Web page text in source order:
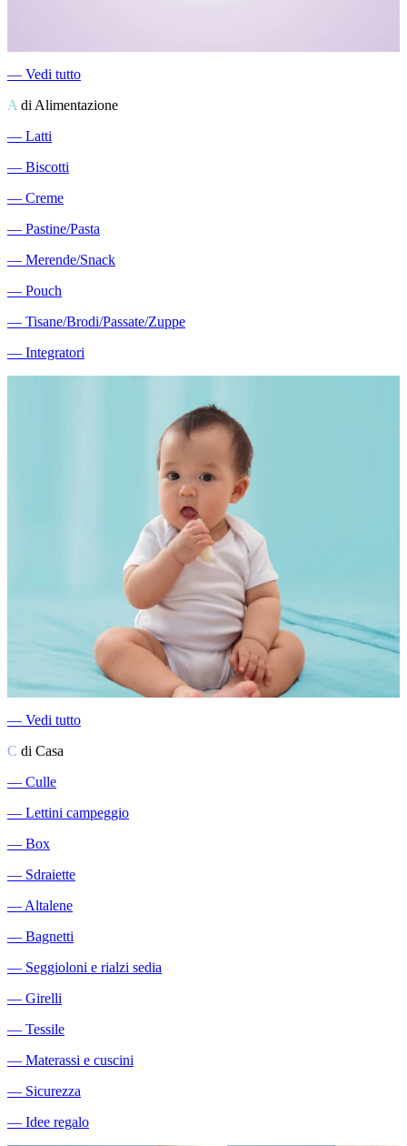
― Vedi tutto
A di Alimentazione
― Latti
― Biscotti
― Creme
― Pastine/Pasta
― Merende/Snack
― Pouch
― Tisane/Brodi/Passate/Zuppe
― Integratori
― Vedi tutto
C di Casa
― Culle
― Lettini campeggio
― Box
― Sdraiette
―Altalene
― Bagnetti
― Seggioloni e rialzi sedia
― Girelli
― Tessile
― Materassi e cuscini
― Sicurezza
― Idee regalo